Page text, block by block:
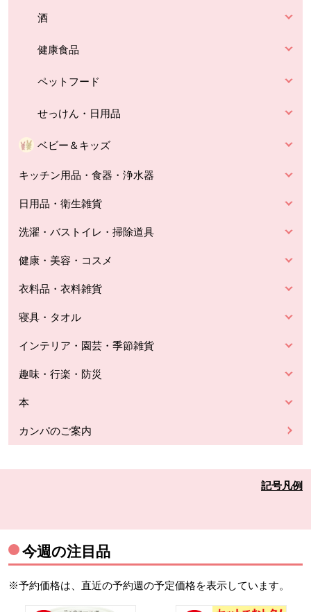
酒
健康食品
ペットフード
せっけん・日用品
ベビー＆キッズ
キッチン用品・食器・浄水器
日用品・衛生雑貨
洗濯・バストイレ・掃除道具
健康・美容・コスメ
衣料品・衣料雑貨
寝具・タオル
インテリア・園芸・季節雑貨
趣味・行楽・防災
本
カンパのご案内
記号凡例
今週の注目品
※予約価格は、直近の予約週の予定価格を表示しています。